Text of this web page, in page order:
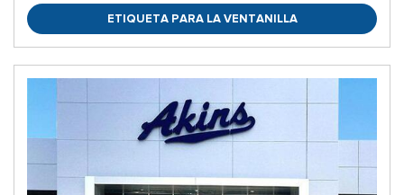
ETIQUETA PARA LA VENTANILLA